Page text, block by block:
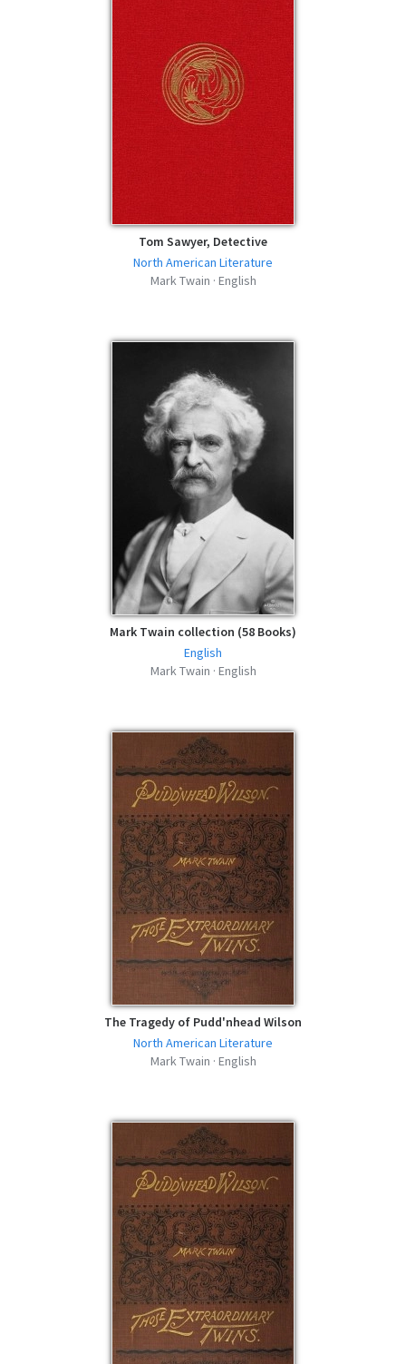
Tom Sawyer, Detective
North American Literature
Mark Twain · English
Mark Twain collection (58 Books)
English
Mark Twain · English
The Tragedy of Pudd'nhead Wilson
North American Literature
Mark Twain · English